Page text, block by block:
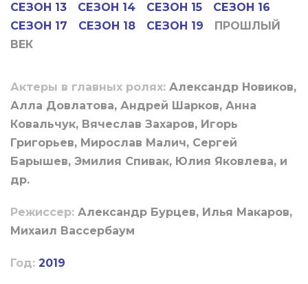
СЕЗОН 13
СЕЗОН 14 СЕЗОН 15
СЕЗОН 16
СЕЗОН 17
СЕЗОН 18 СЕЗОН 19
ПРОШЛЫЙ
ВЕК
Актеры в главных ролях: Александр Новиков,
Алла Довлатова, Андрей Шарков, Анна
Ковальчук, Вячеслав Захаров, Игорь
Григорьев, Мирослав Малич, Сергей
Барышев, Эмилия Спивак, Юлия Яковлева, и
др.
Режиссер: Александр Бурцев, Илья Макаров,
Михаил Вассербаум
Год: 2019